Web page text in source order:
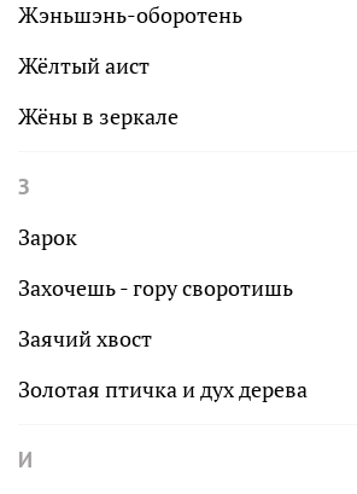
Жэньшэнь-оборотень
Жёлтый аист
Жёны в зеркале
З
Зарок
Захочешь - гору своротишь
Заячий хвост
Золотая птичка и дух дерева
И